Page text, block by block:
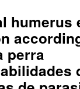
humerus
perra